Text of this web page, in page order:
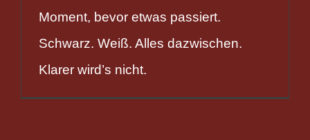
Moment, bevor etwas passiert.
Schwarz. Weiß. Alles dazwischen.
Klarer wird’s nicht.